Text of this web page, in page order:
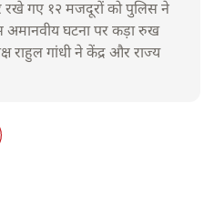
गए १२ मजदूरों को पुलिस ने
अमानवीय घटना पर कड़ा रुख
राहुल गांधी ने केंद्र और राज्य